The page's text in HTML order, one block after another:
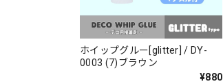
ホイップグルー[glitter] / DY-
0003 (7)ブラウン
¥880